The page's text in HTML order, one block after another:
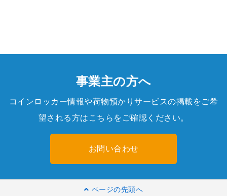
事業主の方へ
コインロッカー情報や荷物預かりサービスの掲載をご希
望される方はこちらをご確認ください。
お問い合わせ
ページの先頭へ